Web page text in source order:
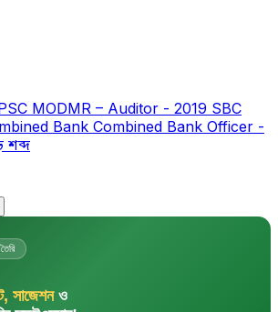
MODMR – Auditor - 2019 SBC
Bank Combined Bank Officer -
সাজেশনও